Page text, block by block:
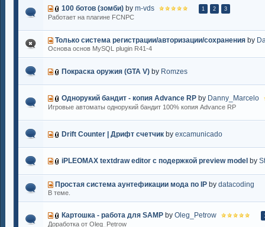
100 ботов (зомби) by m-vds 1 2 3
Работает на плагине FCNPC
Только система регистрации/авторизации/сохранения by
Основа основ MySQL plugin R41-4
Покраска оружия (GTA V) by Romzes
Однорукий бандит - копия Advance RP by Danny_Marcelo
Игровые автоматы однорукий бандит 100% копия Advance RP
Drift Counter | Дрифт счетчик by excamunicado
iPLEOMAX textdraw editor c подержкой preview model by
Простая система аунтефикации мода по IP by datacoding
В теме.
Картошка - работа для SAMP by Oleg_Petrow
Доработка от Oleg_Petrow